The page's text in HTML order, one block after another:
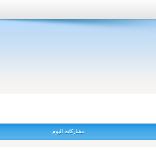
مشاركات اليوم